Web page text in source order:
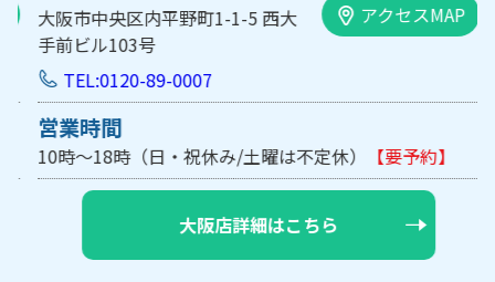
大阪市中央区内平野町1-1-5 西大
手前ビル103号
アクセスMAP
TEL:0120-89-0007
営業時間
10時～18時（日・祝休み/土曜は不定休） 【要予約】
大阪店詳細はこちら